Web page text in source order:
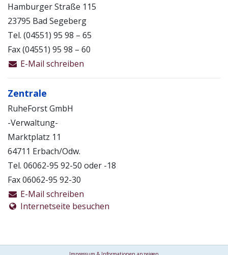
Hamburger Straße 115
23795 Bad Segeberg
Tel. (04551) 95 98 – 65
Fax (04551) 95 98 – 60
E-Mail schreiben
Zentrale
RuheForst GmbH
-Verwaltung-
Marktplatz 11
64711 Erbach/Odw.
Tel. 06062-95 92-50 oder -18
Fax 06062-95 92-30
E-Mail schreiben
Internetseite besuchen